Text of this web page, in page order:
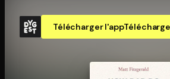
Télécharger l'app